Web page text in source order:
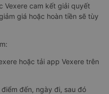
Vexere cam kết giải quyết
giá hoặc hoàn tiền sẽ tùy
hoặc tải app Vexere trên
đến, ngày đi, sau đó